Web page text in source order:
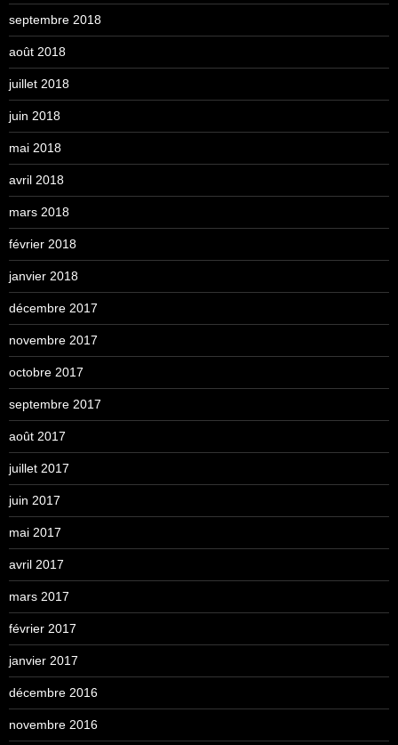
septembre 2018
août 2018
juillet 2018
juin 2018
mai 2018
avril 2018
mars 2018
février 2018
janvier 2018
décembre 2017
novembre 2017
octobre 2017
septembre 2017
août 2017
juillet 2017
juin 2017
mai 2017
avril 2017
mars 2017
février 2017
janvier 2017
décembre 2016
novembre 2016